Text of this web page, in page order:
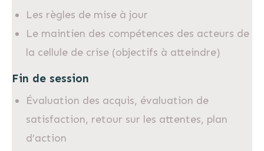
Les règles de mise à jour
Le maintien des compétences des acteurs de
la cellule de crise (objectifs à atteindre)
Fin de session
Évaluation des acquis, évaluation de
satisfaction, retour sur les attentes, plan
d’action